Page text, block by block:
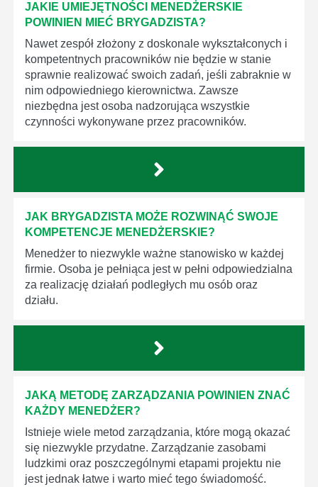
JAKIE UMIEJĘTNOŚCI MENEDŻERSKIE
POWINIEN MIEĆ BRYGADZISTA?
Nawet zespół złożony z doskonale wykształconych i
kompetentnych pracowników nie będzie w stanie
sprawnie realizować swoich zadań, jeśli zabraknie w
nim odpowiedniego kierownictwa. Zawsze
niezbędna jest osoba nadzorująca wszystkie
czynności wykonywane przez pracowników.
JAK BRYGADZISTA MOŻE ROZWINĄĆ SWOJE
KOMPETENCJE MENEDŻERSKIE?
Menedżer to niezwykle ważne stanowisko w każdej
firmie. Osoba je pełniąca jest w pełni odpowiedzialna
za realizację działań podległych mu osób oraz
działu.
JAKĄ METODĘ ZARZĄDZANIA POWINIEN ZNAĆ
KAŻDY MENEDŻER?
Istnieje wiele metod zarządzania, które mogą okazać
się niezwykle przydatne. Zarządzanie zasobami
ludzkimi oraz poszczególnymi etapami projektu nie
jest jednak łatwe i warto mieć tego świadomość.